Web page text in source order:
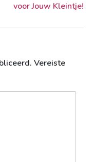
voor Jouw Kleintje!
Vereiste